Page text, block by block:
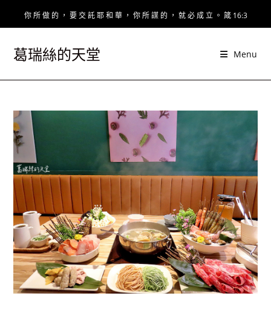
你 所 做 的 ， 要 交 託 耶 和 華 ， 你 所 謀 的 ， 就 必 成 立 。 箴 16:3
葛瑞絲的天堂 Menu